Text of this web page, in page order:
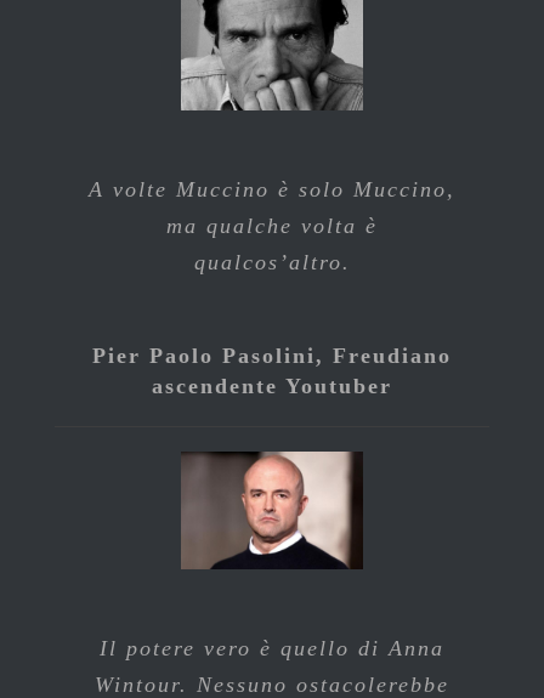
A volte Muccino è solo Muccino,
ma qualche volta è
qualcos’altro.
Pier Paolo Pasolini, Freudiano
ascendente Youtuber
Il potere vero è quello di Anna
Wintour. Nessuno ostacolerebbe